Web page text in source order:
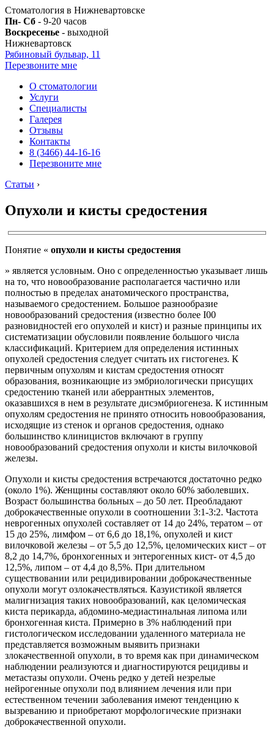
Стоматология в Нижневартовске
Пн- Сб - 9-20 часов
Воскресенье - выходной
Нижневартовск
Рябиновый бульвар, 11
Перезвоните мне
О стоматологии
Услуги
Специалисты
Галерея
Отзывы
Контакты
8 (3466) 44-16-16
Перезвоните мне
Статьи ›
Опухоли и кисты средостения
Понятие « опухоли и кисты средостения
» является условным. Оно с определенностью указывает лишь
на то, что новообразование располагается частично или
полностью в пределах анатомического пространства,
называемого средостением. Большое разнообразие
новообразований средостения (известно более I00
разновидностей его опухолей и кист) и разные принципы их
систематизации обусловили появление большого числа
классификаций. Критерием для определения истинных
опухолей средостения следует считать их гистогенез. К
первичным опухолям и кистам средостения относят
образования, возникающие из эмбриологически присущих
средостению тканей или аберрантных элементов,
оказавшихся в нем в результате дисэмбриогенеза. К истинным
опухолям средостения не принято относить новообразования,
исходящие из стенок и органов средостения, однако
большинство клиницистов включают в группу
новообразований средостения опухоли и кисты вилочковой
железы.
Опухоли и кисты средостения встречаются достаточно редко
(около 1%). Женщины составляют около 60% заболевших.
Возраст большинства больных – до 50 лет. Преобладают
доброкачественные опухоли в соотношении 3:1-3:2. Частота
неврогенных опухолей составляет от 14 до 24%, тератом – от
15 до 25%, лимфом – от 6,6 до 18,1%, опухолей и кист
вилочковой железы – от 5,5 до 12,5%, целомических кист – от
8,2 до 14,7%, бронхогенных и энтерогенных кист- от 4,5 до
12,5%, липом – от 4,4 до 8,5%. При длительном
существовании или рецидивировании доброкачественные
опухоли могут озлокачествляться. Казуистикой является
малигнизация таких новообразований, как целомическая
киста перикарда, абдомино-медиастинальная липома или
бронхогенная киста. Примерно в 3% наблюдений при
гистологическом исследовании удаленного материала не
представляется возможным выявить признаки
злокачественной опухоли, в то время как при динамическом
наблюдении реализуются и диагностируются рецидивы и
метастазы опухоли. Очень редко у детей незрелые
нейрогенные опухоли под влиянием лечения или при
естественном течении заболевания имеют тенденцию к
вызреванию и приобретают морфологические признаки
доброкачественной опухоли.